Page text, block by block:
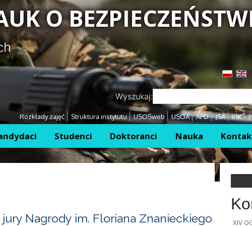
O
Przejdź
Przejdź
Wyszukaj:
Rozkłady zajęć Struktura instytutu USOSweb USOA APD JSA IRK
Studenci Doktoranci Nauka
Nagrody im. Floriana Znanieckiego XIV